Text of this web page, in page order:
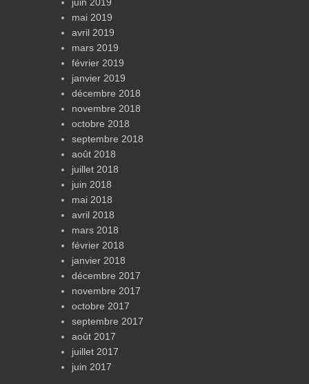
mai 2019
avril 2019
mars 2019
février 2019
janvier 2019
décembre 2018
novembre 2018
octobre 2018
septembre 2018
août 2018
juillet 2018
juin 2018
mai 2018
avril 2018
mars 2018
février 2018
janvier 2018
décembre 2017
novembre 2017
octobre 2017
septembre 2017
août 2017
juillet 2017
juin 2017